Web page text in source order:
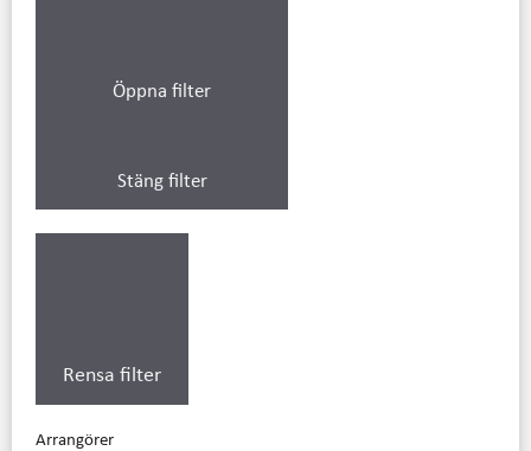
Öppna filter
Stäng filter
Rensa filter
Arrangörer